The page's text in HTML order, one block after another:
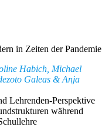
in Zeiten der Pandemie
Habich, Michael
Galeas & Anja
Lehrenden-Perspektive
während